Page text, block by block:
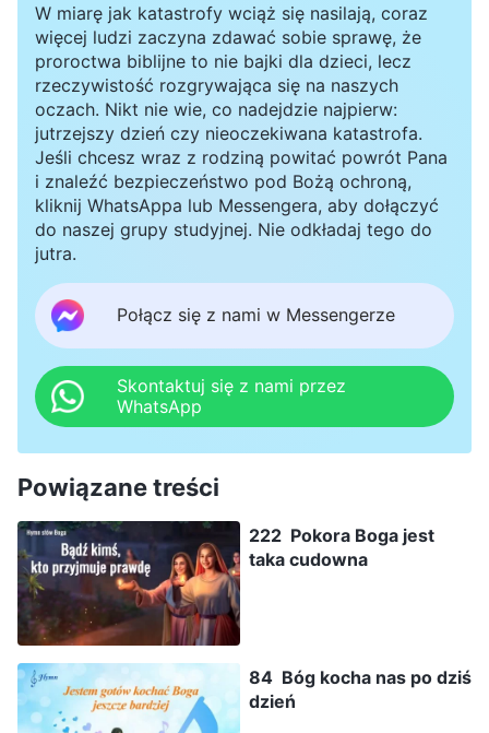
W miarę jak katastrofy wciąż się nasilają, coraz
więcej ludzi zaczyna zdawać sobie sprawę, że
proroctwa biblijne to nie bajki dla dzieci, lecz
rzeczywistość rozgrywająca się na naszych
oczach. Nikt nie wie, co nadejdzie najpierw:
jutrzejszy dzień czy nieoczekiwana katastrofa.
Jeśli chcesz wraz z rodziną powitać powrót Pana
i znaleźć bezpieczeństwo pod Bożą ochroną,
kliknij WhatsAppa lub Messengera, aby dołączyć
do naszej grupy studyjnej. Nie odkładaj tego do
jutra.
Połącz się z nami w Messengerze
Skontaktuj się z nami przez
WhatsApp
Powiązane treści
222 Pokora Boga jest
taka cudowna
84 Bóg kocha nas po dziś
dzień